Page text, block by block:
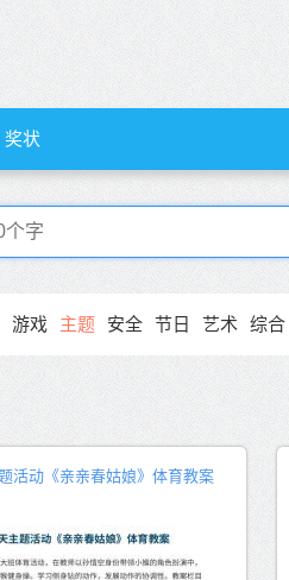
奖状
游戏 主题 安全 节日 艺术 综合
活动《亲亲春姑娘》体育教案